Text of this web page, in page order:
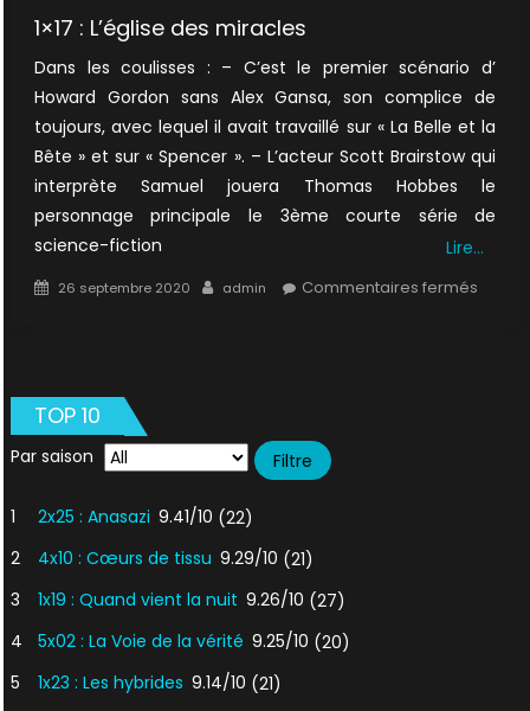
1×17 : L’église des miracles
Dans les coulisses : – C’est le premier scénario d’
Howard Gordon sans Alex Gansa, son complice de
toujours, avec lequel il avait travaillé sur « La Belle et la
Bête » et sur « Spencer ». – L’acteur Scott Brairstow qui
interprète Samuel jouera Thomas Hobbes le
personnage principale le 3ème courte série de
science-fiction
Lire…
Posted
26 septembre 2020 Author
admin Commentaires ferméssur
TOP 10
Par saison
1 2x25 : Anasazi 9.41/10 (22)
2
4x10 : Cœurs de tissu 9.29/10 (21)
3
1x19 : Quand vient la nuit 9.26/10 (27)
4
5x02 : La Voie de la vérité 9.25/10 (20)
5
1x23 : Les hybrides 9.14/10 (21)